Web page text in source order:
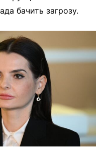
бачить загрозу.